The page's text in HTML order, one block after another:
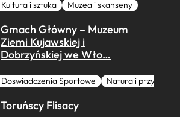
Kultura i sztuka Muzea i skanseny
Gmach Główny – Muzeum
Ziemi Kujawskiej i
Dobrzyńskiej we Wło…
Doswiadczenia Sportowe Natura i przygoda
Toruńscy Flisacy